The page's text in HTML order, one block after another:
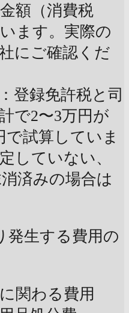
額（消費税
ます。実際の
にご確認くだ
登録免許税と司
で2〜3万円が
で試算していま
していない、
済みの場合は
発生する費用の
関わる費用